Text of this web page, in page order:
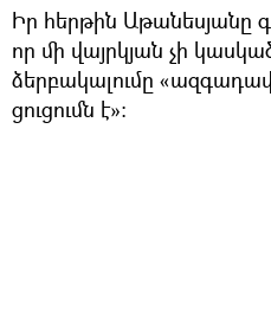
Իր հերթին Աթանեսյանը
որ մի վայրկյան չի
ձերբակալումը
ցուցումն է»: